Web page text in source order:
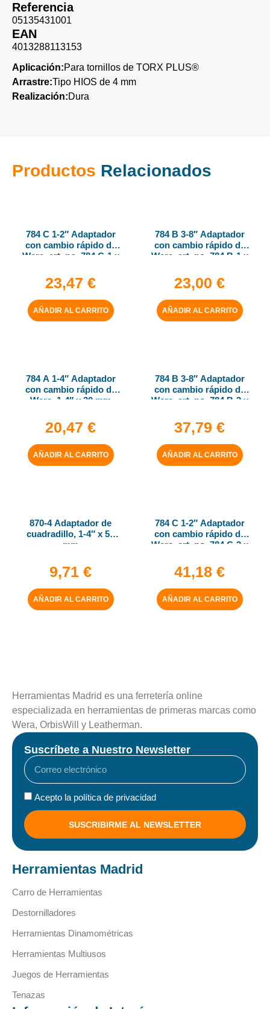
Referencia
05135431001
EAN
4013288113153
Aplicación:Para tornillos de TORX PLUS®
Arrastre:Tipo HIOS de 4 mm
Realización:Dura
Productos Relacionados
784 C 1-2″ Adaptador
con cambio rápido de
Wera, art. no. 784 C-1 x
23,47 €
AÑADIR AL CARRITO
784 B 3-8″ Adaptador
con cambio rápido de
Wera, art. no. 784 B-1 x
23,00 €
AÑADIR AL CARRITO
784 A 1-4″ Adaptador
con cambio rápido de
Wera, 1-4″ x 30 mm
20,47 €
AÑADIR AL CARRITO
784 B 3-8″ Adaptador
con cambio rápido de
Wera, art. no. 784 B-2 x
37,79 €
AÑADIR AL CARRITO
870-4 Adaptador de
cuadradillo, 1-4″ x 50
mm
9,71 €
AÑADIR AL CARRITO
784 C 1-2″ Adaptador
con cambio rápido de
Wera, art. no. 784 C-2 x
41,18 €
AÑADIR AL CARRITO
Herramientas Madrid es una ferretería online
especializada en herramientas de primeras marcas como
Wera, OrbisWill y Leatherman.
Suscríbete a Nuestro Newsletter
Acepto la política de privacidad
SUSCRIBIRME AL NEWSLETTER
Herramientas Madrid
Carro de Herramientas
Destornilladores
Herramientas Dinamométricas
Herramientas Multiusos
Juegos de Herramientas
Tenazas